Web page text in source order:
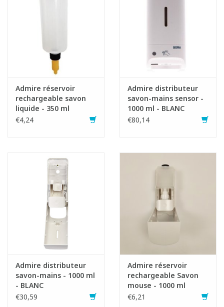
Admire réservoir
rechargeable savon
liquide - 350 ml
€4,24
Admire distributeur
savon-mains sensor -
1000 ml - BLANC
€80,14
Admire distributeur
savon-mains - 1000 ml
- BLANC
€30,59
Admire réservoir
rechargeable Savon
mouse - 1000 ml
€6,21